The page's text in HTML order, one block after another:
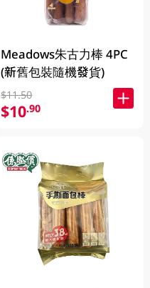
Meadows朱古力棒 4PC
(新舊包裝隨機發貨)
$11.50
$10.90